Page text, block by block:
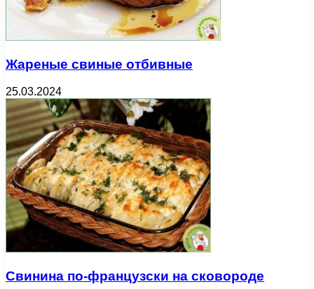
Жареные свиные отбивные
25.03.2024
Свинина по-французски на сковороде